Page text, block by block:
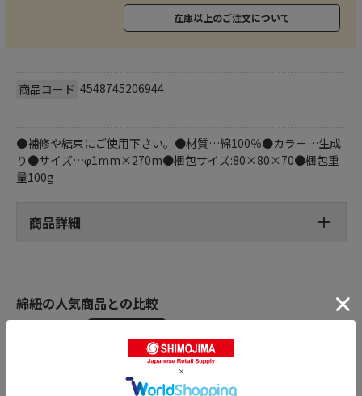
在庫以上のご注文について
商品コード 4548745206944
●補修や結束にご使用下さい。●材質…綿100％●カラー…生成
り●サイズ…φ1mm×270m●梱包サイズ:80×80×70●梱包重
量100g
商品詳細
綿紐の人気商品との比較